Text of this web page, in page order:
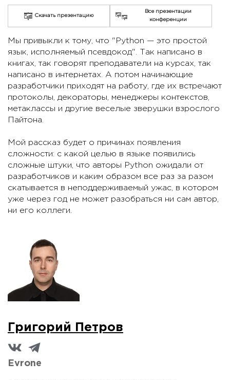
Скачать презентацию
Все презентации
конференции
Мы привыкли к тому, что "Python — это простой
язык, исполняемый псевдокод". Так написано в
книгах, так говорят преподаватели на курсах, так
написано в интернетах. А потом начинающие
разработчики приходят на работу, где их встречают
протоколы, декораторы, менеджеры контекстов,
метаклассы и другие веселые зверушки взрослого
Пайтона.
Мой рассказ будет о причинах появления
сложности: с какой целью в языке появились
сложные штуки, что авторы Python ожидали от
разработчиков и каким образом все раз за разом
скатывается в неподдерживаемый ужас, в котором
уже через год не может разобраться ни сам автор,
ни его коллеги.
Григорий Петров
Evrone